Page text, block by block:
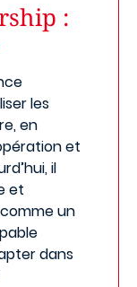
:
les
en
et
il
et
un
dans